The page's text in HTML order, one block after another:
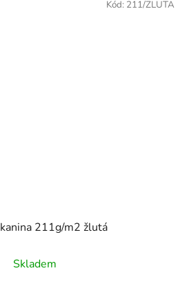
211g/m2 žlutá
Skladem
Kód: 211/ZLUTA